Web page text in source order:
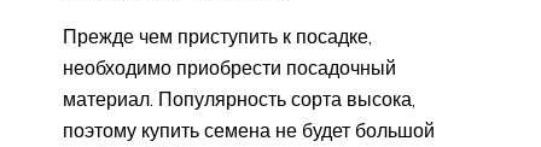
Прежде чем приступить к посадке,
необходимо приобрести посадочный
материал. Популярность сорта высока,
поэтому купить семена не будет большой